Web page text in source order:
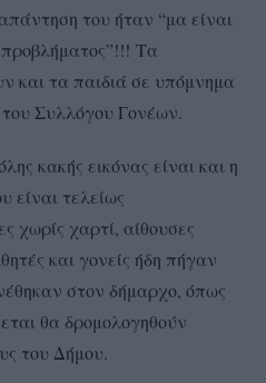
του ήταν “μα είναι
Τα
και τα παιδιά σε υπόμνημα
Συλλόγου Γονέων.
κακής εικόνας είναι και η
είναι τελείως
χωρίς χαρτί, αίθουσες
και γονείς ήδη πήγαν
στον δήμαρχο, όπως
θα δρομολογηθούν
του Δήμου.